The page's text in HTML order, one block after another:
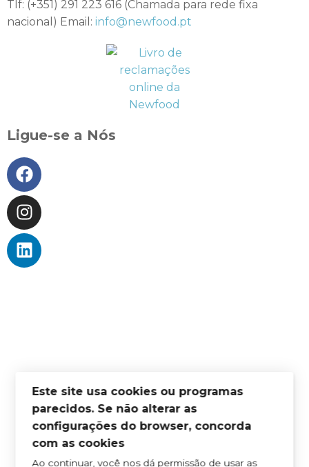
Tlf: (+351) 291 223 616 (Chamada para rede fixa
nacional) Email: info@newfood.pt
Ligue-se a Nós
SOBRE NÓS
PROFISSIONAIS
DISTRIBUIDORES
RETAILERS
INTERNATIONAL DISTRIBUTORS
Este site usa cookies ou programas
parecidos. Se não alterar as
configurações do browser, concorda
com as cookies
Ao continuar, você nos dá permissão de usar as